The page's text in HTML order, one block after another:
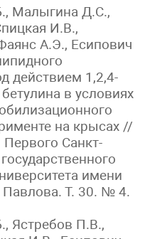
Малыгина Д.С.,
И.В.,
А.Э., Есипович
действием 1,2,4-
в условиях
на крысах //
Санкт-
имени
Т. 30. № 4.
Ястребов П.В.,